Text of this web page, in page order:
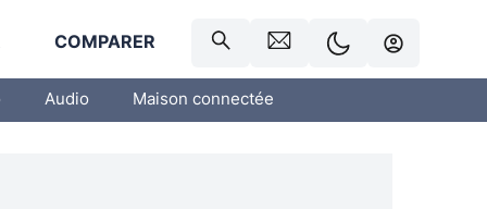
COMPARER
Audio Maison connectée